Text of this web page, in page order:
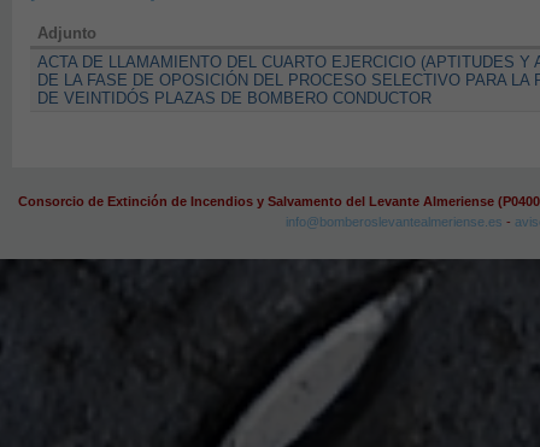
Adjunto
ACTA DE LLAMAMIENTO DEL CUARTO EJERCICIO (APTITUDES Y
DE LA FASE DE OPOSICIÓN DEL PROCESO SELECTIVO PARA LA
DE VEINTIDÓS PLAZAS DE BOMBERO CONDUCTOR
Consorcio de Extinción de Incendios y Salvamento del Levante Almeriense
info@bomberoslevantealmeriense.es -